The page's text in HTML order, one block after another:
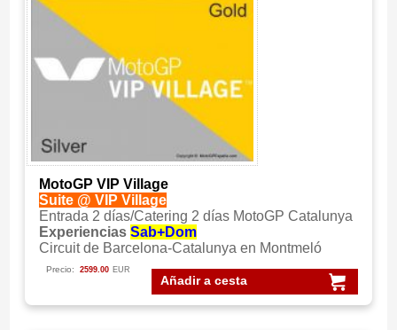
MotoGP VIP Village
Suite @ VIP Village
Entrada 2 días/Catering 2 días MotoGP Catalunya
Experiencias Sab+Dom
Circuit de Barcelona-Catalunya en Montmeló
Añadir a cesta
Precio: 2599.00 EUR